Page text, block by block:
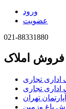
ورود
عضویت
021-88331880
فروش املاک
تجاری
اداری تجاری
تهران
باغ وزمین